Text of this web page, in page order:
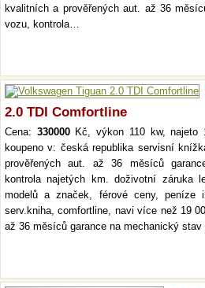
kvalitních a prověřených aut. až 36
vozu, kontrola…
2.0 TDI Comfortline
Cena: 330000Kč, výkon 110 kw, najeto
koupeno v: česká republika servisní
prověřených aut. až 36 měsíců
kontrola najetých km. doživotní záruka
modelů a značek, férové ceny, peníze
serv.kniha, comfortline, navi více než 19
až 36 měsíců garance na mechanický